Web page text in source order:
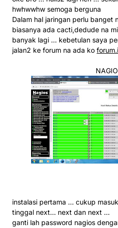
hwhwwhw semoga berguna
Dalam hal jaringan perlu banget
biasanya ada cacti,dedude na
banyak lagi … kebetulan saya
jalan2 ke forum na ada ko
instalasi pertama … cukup
tinggal next… next dan next …
ganti lah password nagios